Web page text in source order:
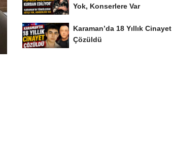
Yok, Konserlere Var
Karaman’da 18 Yıllık Cinayet
Çözüldü